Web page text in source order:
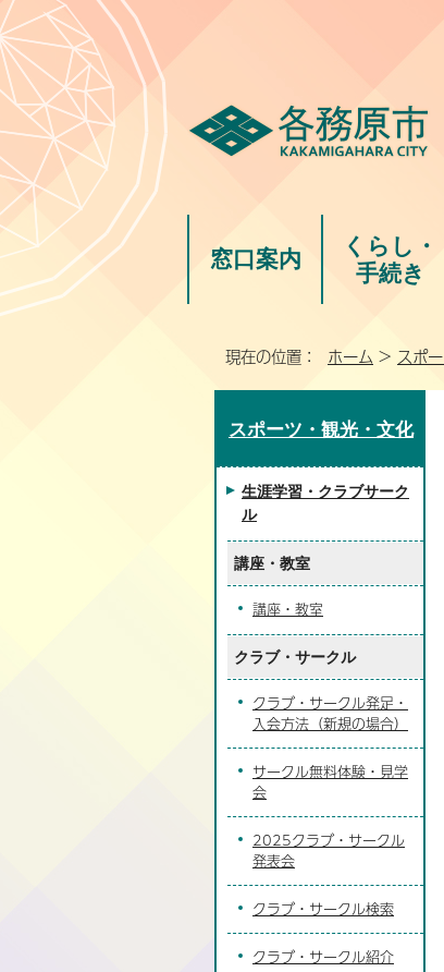
窓口案内
くらし・
手続き
現在の位置： ホーム > スポ
スポーツ・観光・文化
生涯学習・クラブサーク
ル
講座・教室
講座・教室
クラブ・サークル
クラブ・サークル発足・
入会方法（新規の場合）
サークル無料体験・見学
会
2025クラブ・サークル
発表会
クラブ・サークル検索
クラブ・サークル紹介